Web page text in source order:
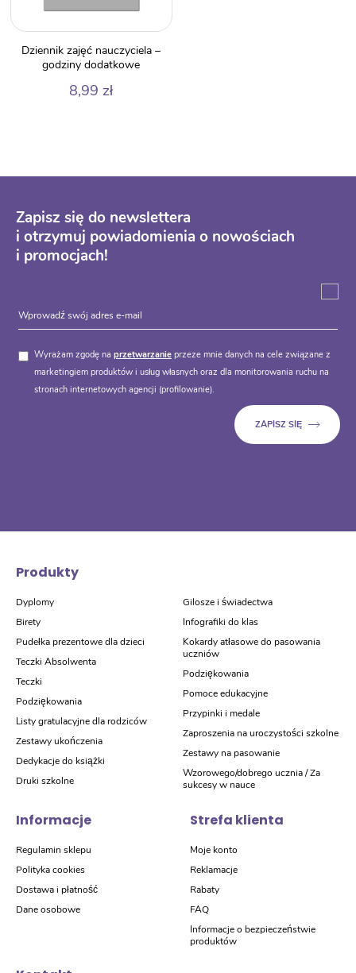
Dziennik zajęć nauczyciela –
godziny dodatkowe
8,99 zł
Zapisz się do newslettera
i otrzymuj powiadomienia o nowościach
i promocjach!
Wyrażam zgodę na przetwarzanie przeze mnie danych na cele związane z
marketingiem produktów i usług własnych oraz dla monitorowania ruchu na
stronach internetowych agencji (profilowanie).
Produkty
Dyplomy
Birety
Pudełka prezentowe dla dzieci
Teczki Absolwenta
Teczki
Podziękowania
Listy gratulacyjne dla rodziców
Zestawy ukończenia
Dedykacje do książki
Druki szkolne
Gilosze i świadectwa
Infografiki do klas
Kokardy atłasowe do pasowania
uczniów
Podziękowania
Pomoce edukacyjne
Przypinki i medale
Zaproszenia na uroczystości szkolne
Zestawy na pasowanie
Wzorowego/dobrego ucznia / Za
sukcesy w nauce
Informacje
Regulamin sklepu
Polityka cookies
Dostawa i płatność
Dane osobowe
Strefa klienta
Moje konto
Reklamacje
Rabaty
FAQ
Informacje o bezpieczeństwie
produktów